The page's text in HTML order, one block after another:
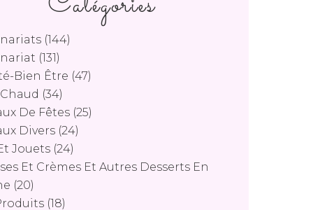
(144)
(131)
Bien Être (47)
(34)
De Fêtes (25)
Divers (24)
Jouets (24)
Et Crèmes Et Autres Desserts En
(20)
(18)